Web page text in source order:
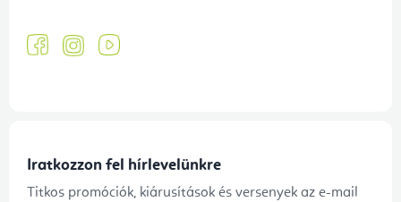
Iratkozzon fel hírlevelünkre
Titkos promóciók, kiárusítások és versenyek az e-mail